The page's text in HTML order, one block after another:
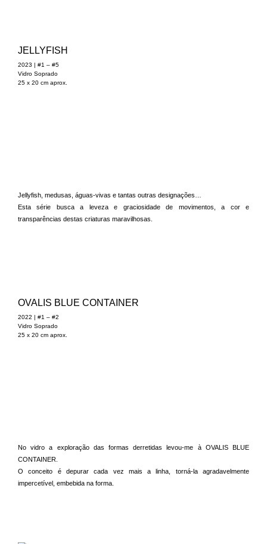
JELLYFISH
2023 | #1 – #5
Vidro Soprado
25 x 20 cm aprox.
Jellyfish, medusas, águas-vivas e tantas outras designações…
Esta série busca a leveza e graciosidade de movimentos, a cor e
transparências destas criaturas maravilhosas.
OVALIS BLUE CONTAINER
2022 | #1 – #2
Vidro Soprado
25 x 20 cm aprox.
No vidro a exploração das formas derretidas levou-me à OVALIS BLUE
CONTAINER.
O conceito é depurar cada vez mais a linha, torná-la agradavelmente
impercetível, embebida na forma.